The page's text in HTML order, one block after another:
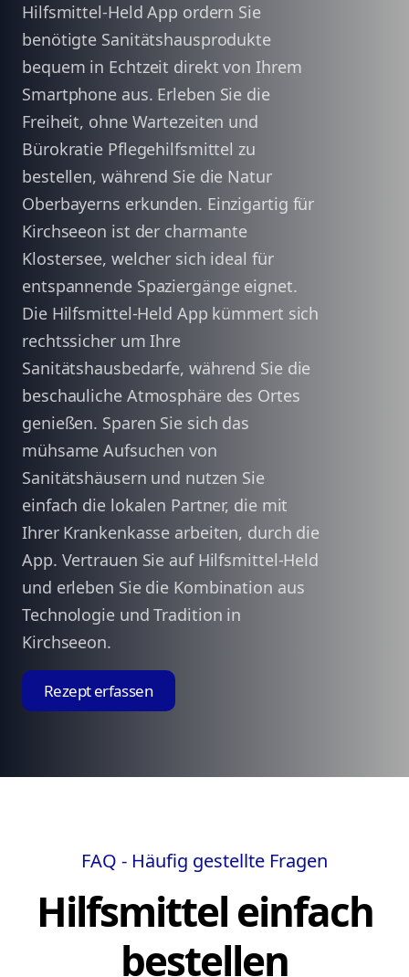
Hilfsmittel-Held App ordern Sie
benötigte Sanitätshausprodukte
bequem in Echtzeit direkt von Ihrem
Smartphone aus. Erleben Sie die
Freiheit, ohne Wartezeiten und
Bürokratie Pflegehilfsmittel zu
bestellen, während Sie die Natur
Oberbayerns erkunden. Einzigartig für
Kirchseeon ist der charmante
Klostersee, welcher sich ideal für
entspannende Spaziergänge eignet.
Die Hilfsmittel-Held App kümmert sich
rechtssicher um Ihre
Sanitätshausbedarfe, während Sie die
beschauliche Atmosphäre des Ortes
genießen. Sparen Sie sich das
mühsame Aufsuchen von
Sanitätshäusern und nutzen Sie
einfach die lokalen Partner, die mit
Ihrer Krankenkasse arbeiten, durch die
App. Vertrauen Sie auf Hilfsmittel-Held
und erleben Sie die Kombination aus
Technologie und Tradition in
Kirchseeon.
Rezept erfassen
FAQ - Häufig gestellte Fragen
Hilfsmittel einfach
bestellen